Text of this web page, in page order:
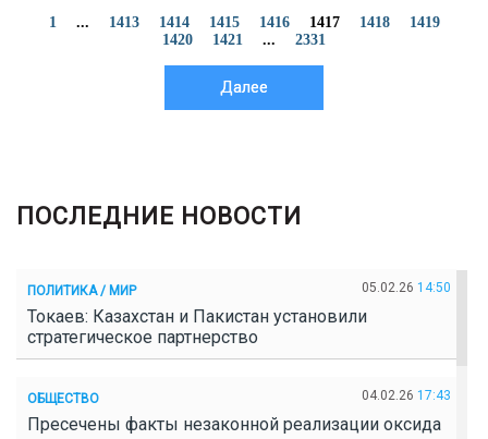
1 ... 1413 1414 1415 1416 1417 1418
1419
1420
1421 ... 2331
Далее
ПОСЛЕДНИЕ НОВОСТИ
ПОЛИТИКА / МИР 05.02.26 14:50
Токаев: Казахстан и Пакистан установили
стратегическое партнерство
ОБЩЕСТВО 04.02.26 17:43
Пресечены факты незаконной реализации оксида